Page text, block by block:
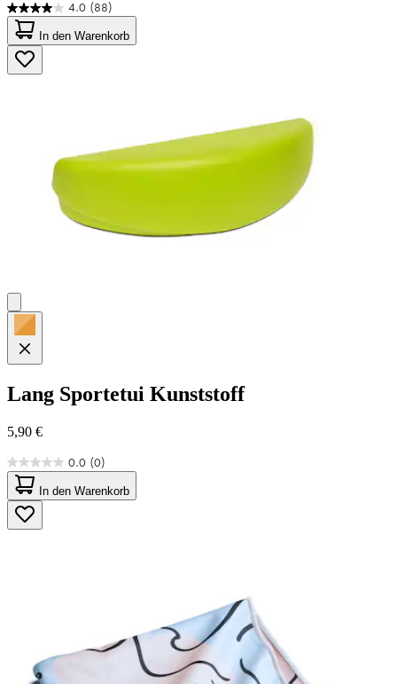
4.0 (88)
4.0
von
5
Sternen.
88
In den Warenkorb
Lang Sportetui Kunststoff
5,90 €
0.0 (0)
0.0
von
5
Sternen.
In den Warenkorb